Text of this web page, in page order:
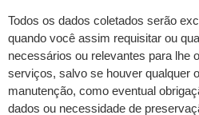
Todos os dados coletados serão
quando você assim requisitar ou
necessários ou relevantes para lhe
serviços, salvo se houver qualquer
manutenção, como eventual
dados ou necessidade de